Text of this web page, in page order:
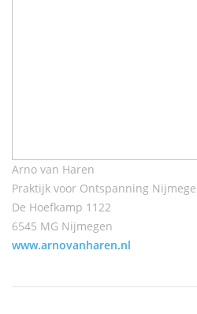
Arno van Haren
Praktijk voor Ontspanning
De Hoefkamp 1122
6545 MG Nijmegen
www.arnovanharen.nl